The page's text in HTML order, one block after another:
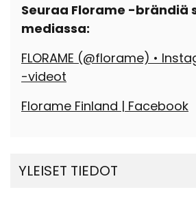
Seuraa Florame -brändiä
mediassa:
FLORAME (@florame) •
-videot
Florame Finland | Facebook
YLEISET TIEDOT